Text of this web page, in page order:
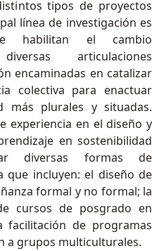
tipos de proyectos
línea de investigación es
habilitan el cambio
articulaciones
encaminadas en catalizar
colectiva para enactuar
más plurales y situadas.
experiencia en el diseño y
en sostenibilidad
diversas formas de
que incluyen: el diseño de
formal y no formal; la
cursos de posgrado en
facilitación de programas
a grupos multiculturales.